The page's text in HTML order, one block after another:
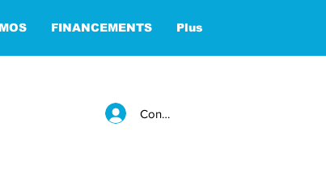
FINANCEMENTS Plus
Connexion